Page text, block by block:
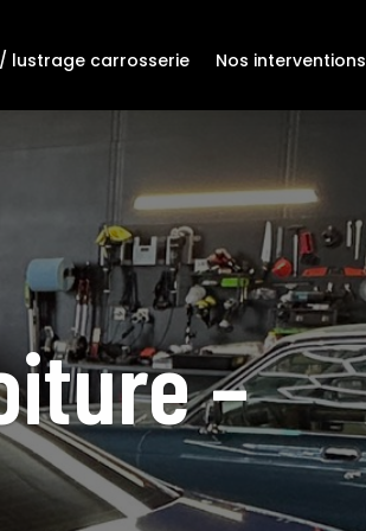
lustrage carrosserie Nos interventions
–